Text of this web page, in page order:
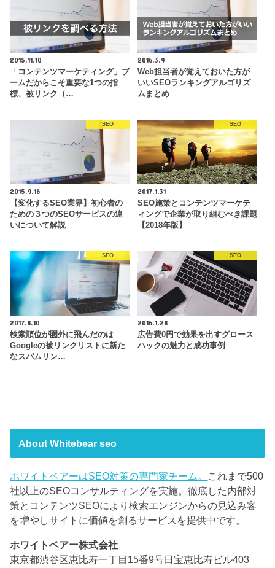
2015.11.10
「コンテンツマーケティング」ブ
ームだからこそ重要な1つの指
標、被リンク（…
2016.3.9
Web担当者が覚えておいた方が
いいSEOランキングアルゴリズ
ムまとめ
SEO
2015.9.16
【変化するSEO業界】初心者の
ための３つのSEOサービスの違
いについて解説
SEO
2017.1.31
SEO施策とコンテンツマーケテ
ィングで企業が取り組むべき課題
【2018年版】
SEO
2017.8.10
検索順位が圏外に飛んだのは
Googleの被リンクリストに新た
なスパムリン…
SEO
2016.1.28
広告費0円で効果を出すグロース
ハックの魅力と成功事例
About Whitebear seo
ホワイトベアーはSEO対策の専門家チーム。 これまで500
社以上のSEOコンサルティングを実施。徹底した内部対
策とコンテンツSEOにより検索エンジンからの見込み客
を増やしサイトに価値を創るサービスを提供中です。
ホワイトベアー株式会社
東京都渋谷区恵比寿一丁目15番9号日宝恵比寿ビル403